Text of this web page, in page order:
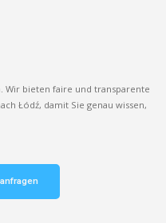
Wir bieten faire und transparente
Łódź, damit Sie genau wissen,